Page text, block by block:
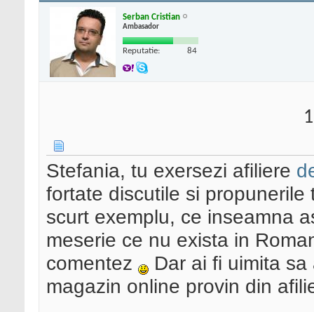
Serban Cristian
Ambasador
Reputatie: 84
Stefania, tu exersezi afiliere
fortate discutile si
scurt exemplu, ce inseamna
meserie ce nu exista in
comentez
Dar ai fi uimita
magazin online provin din